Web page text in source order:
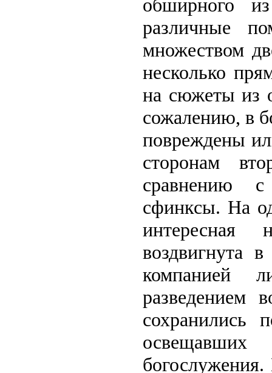
обширного
различные
множеством
несколько
на сюжеты из
сожалению, в
повреждены
сторонам
сравнению
сфинксы. На
интересная
воздвигнута
компанией
разведением
сохранились